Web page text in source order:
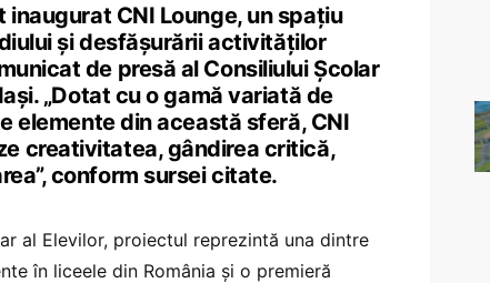
inaugurat CNI Lounge, un spațiu
și desfășurării activităților
de presă al Consiliului Școlar
„Dotat cu o gamă variată de
elemente din această sferă, CNI
creativitatea, gândirea critică,
conform sursei citate.
al Elevilor, proiectul reprezintă una dintre
în liceele din România și o premieră